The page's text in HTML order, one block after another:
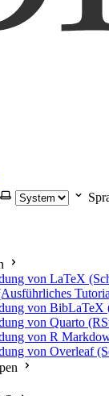
von LaTeX
von BibLaTeX
von Quarto
von R
von Overleaf